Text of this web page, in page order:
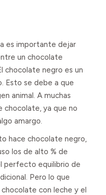
es importante dejar
un chocolate
chocolate negro es un
Esto se debe a que
animal. A muchas
chocolate, ya que no
amargo.
hace chocolate negro,
los de alto % de
perfecto equilibrio de
Pero lo que
con leche y el